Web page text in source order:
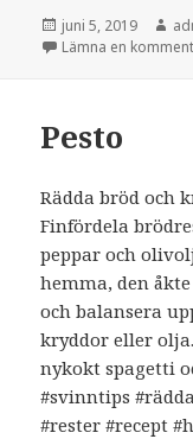
Postat
juni 5, 2019
Lämna en
Pesto
Rädda bröd och
Finfördela
peppar och
hemma, den
och balansera
kryddor eller
nykokt spagetti
#svinntips
#rester #recept